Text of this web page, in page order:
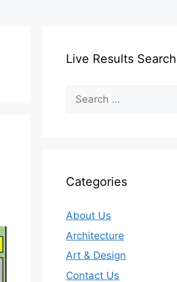
Live Results Search
Search
for:
Categories
About Us
Architecture
Art & Design
Contact Us